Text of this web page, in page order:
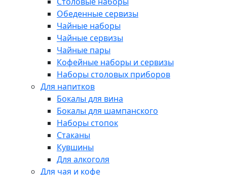
Обеденные сервизы
Чайные наборы
Чайные сервизы
Чайные пары
Кофейные наборы и сервизы
Наборы столовых приборов
Для напитков
Бокалы для вина
Бокалы для шампанского
Наборы стопок
Стаканы
Кувшины
Для алкоголя
Для чая и кофе